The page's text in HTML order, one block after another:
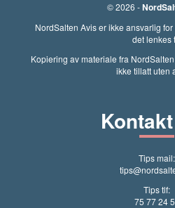
© 2026 -
NordSalten Avis er ikke ansvarlig
det lenkes
Kopiering av materiale fra
ikke tillatt uten
Tips mail:
Tips tlf:
75 77 24